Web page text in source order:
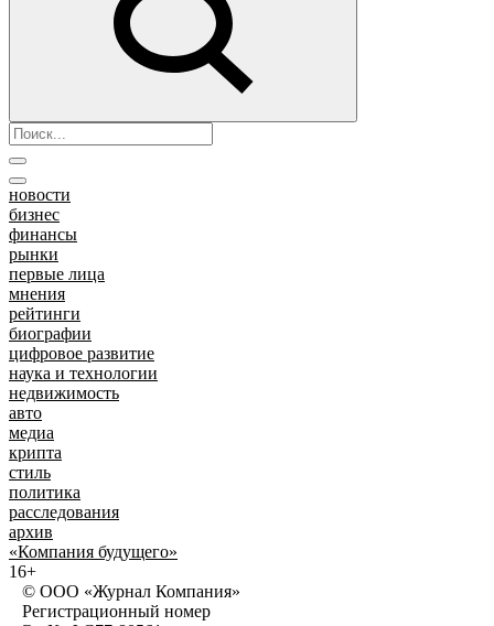
новости
бизнес
финансы
рынки
первые лица
мнения
рейтинги
биографии
цифровое развитие
наука и технологии
недвижимость
авто
медиа
крипта
стиль
политика
расследования
архив
«Компания будущего»
16+
© ООО «Журнал Компания»
Регистрационный номер